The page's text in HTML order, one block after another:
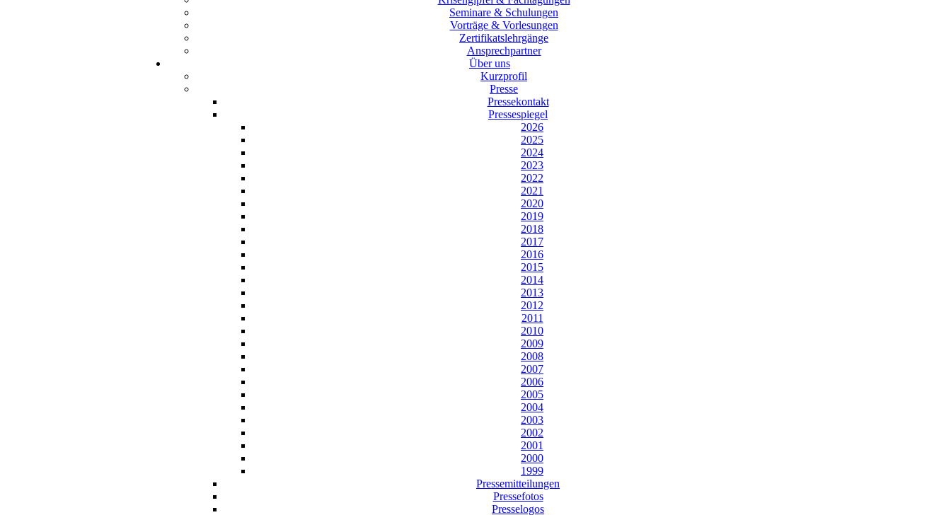
Seminare & Schulungen
Vorträge & Vorlesungen
Zertifikatslehrgänge
Ansprechpartner
Über uns
Kurzprofil
Presse
Pressekontakt
Pressespiegel
2026
2025
2024
2023
2022
2021
2020
2019
2018
2017
2016
2015
2014
2013
2012
2011
2010
2009
2008
2007
2006
2005
2004
2003
2002
2001
2000
1999
Pressemitteilungen
Pressefotos
Presselogos